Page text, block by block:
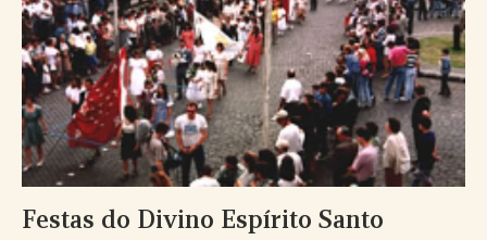
Festas do Divino Espírito Santo